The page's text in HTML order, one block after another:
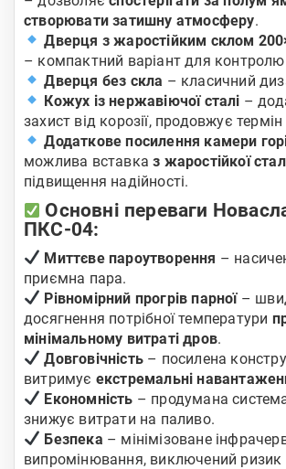
створювати затишну атмосферу.
Дверця з жаростійким склом
– компактний варіант для контролю
Дверця без скла – класичний
Кожух із нержавіючої сталі –
захист від корозії, продовжує
Додаткове посилення камери
можлива вставказ жаростійкої
підвищення надійності.
Основні переваги
ПКС-04:
Миттєве пароутворення –
приємна пара.
Рівномірний прогрів парної–
досягнення потрібної температури
мінімальному витраті дров.
Довговічність – посилена
витримує екстремальні
Економність – продумана
знижує витрати на паливо.
Безпека – мінімізоване
випромінювання, виключений ризик